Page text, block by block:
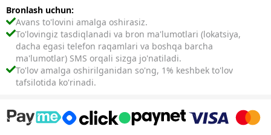
Bronlash uchun:
Avans to'lovini amalga oshirasiz.
To'lovingiz tasdiqlanadi va bron ma'lumotlari (lokatsiya,
dacha egasi telefon raqamlari va boshqa barcha
ma'lumotlar) SMS orqali sizga jo'natiladi.
To'lov amalga oshirilganidan so'ng, 1% keshbek to'lov
tafsilotida ko'rinadi.